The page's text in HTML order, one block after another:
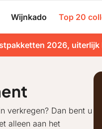
Wijnkado Top 20
2026,
verkregen? Dan bent u
alleen aan het